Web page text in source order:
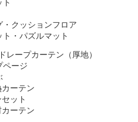
ト
・クッションフロア
・パズルマット
ドレープカーテン（厚地）
ページ
ーテン
ット
ーテン